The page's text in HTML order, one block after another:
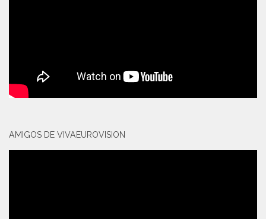
AMIGOS DE VIVAEUROVISION